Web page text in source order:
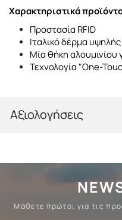
Χαρακτηριστικά
Προστασία RFID
Ιταλικό δέρμα
Μία θήκη αλουμινίου
Τεχνολογία "One-
Αξιολογήσεις
Μάθετε πρώτοι για τις